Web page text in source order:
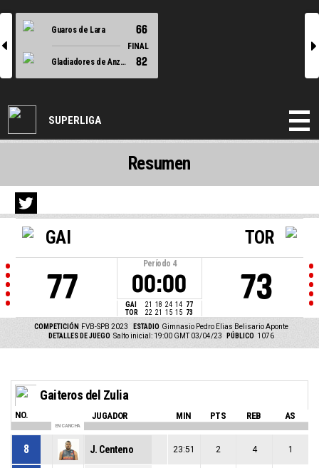
l
Guaros de Lara 66
FINAL
Gladiadores de Anzoategui
82
r
SUPERLIGA
GAI
77
Período 4
00:00
GAI 21 18 24 14 77
TOR
22 21 15 15 73
TOR
73
COMPETICIÓN FVB-SPB 2023 ESTADIO Gimnasio Pedro Elias Belisario Aponte
DETALLES DE JUEGO Salto inicial: 19:00 GMT 03/04/23 PÚBLICO 1076
Resumen
Gaiteros del Zulia
NO. JUGADOR MIN PTS REB AS
EN CANCHA
8 J. Centeno 23:51 2 4 1